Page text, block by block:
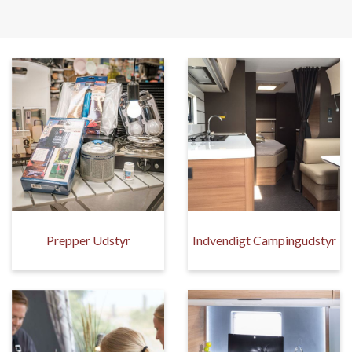
Prepper Udstyr Indvendigt Campingudstyr